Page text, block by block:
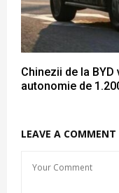
Chinezii de la BYD
autonomie de
LEAVE A COMMENT